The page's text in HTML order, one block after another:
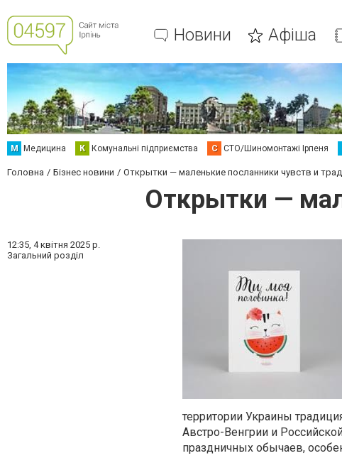
Новини Афіша
М Медицина К Комунальні підприємства С СТО/Шиномонтажі Ірпеня
Головна Бізнес новини Открытки — маленькие посланники чувств и
Открытки —
12:35, 4 квітня 2025 р.
Загальний розділ
территории Украины
Австро-Венгрии и
праздничных обычаев,